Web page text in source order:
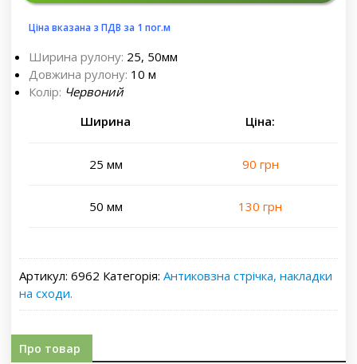
Ціна вказана з ПДВ за 1 пог.м
Ширина рулону: 25, 50мм
Довжина рулону: 10 м
Колір: Червоний
Ширина
Ціна:
25 мм 90 грн
50 мм 130 грн
Артикул: 6962 Категорія: Антиковзна стрічка, накладки
на сходи.
Про товар